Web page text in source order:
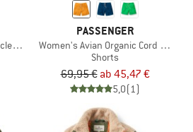
Sherpa Hooded Fleece 2.0
PASSENGER
Women's Avian Organic Cord Short
Shorts
69,95 € ab 45,47 €
5,0(1)